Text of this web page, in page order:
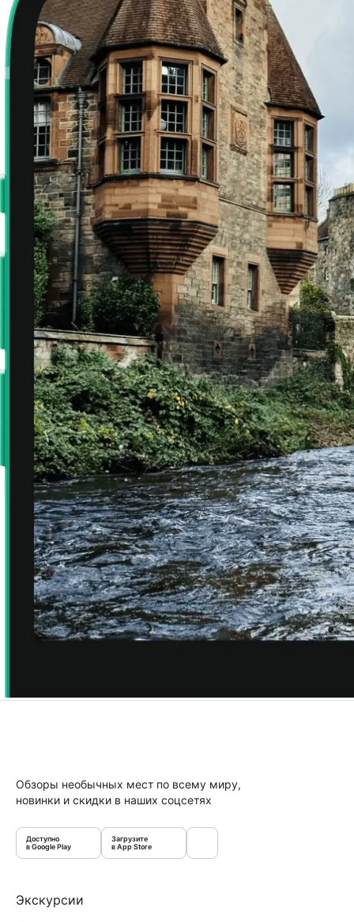
Обзоры необычных мест по всему миру,
новинки и скидки в наших соцсетях
Доступно
в Google Play
Загрузите
в App Store
Экскурсии